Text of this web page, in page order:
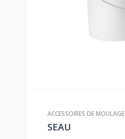
ACCESSOIRES DE MOULAGE
SEAU